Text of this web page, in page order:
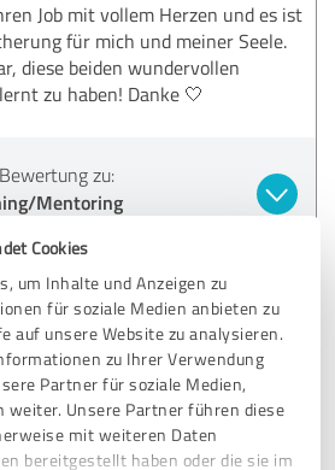
Cookies
um Inhalte und Anzeigen zu
für soziale Medien anbieten zu
auf unsere Website zu analysieren.
zu Ihrer Verwendung
Partner für soziale Medien,
weiter. Unsere Partner führen diese
mit weiteren Daten
bereitgestellt haben oder die sie im
Job mit vollem Herzen und es ist
für mich und meiner Seele.
diese beiden wundervollen
zu haben! Danke 🤍
zu:
Mentoring
Empfehlung